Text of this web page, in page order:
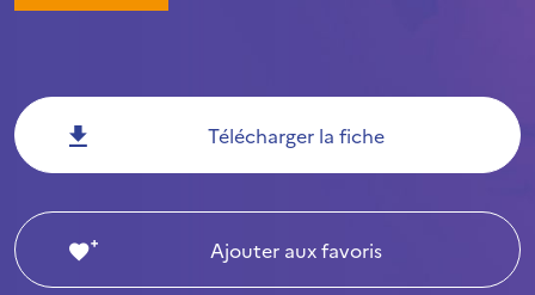
Télécharger la fiche
Ajouter aux favoris